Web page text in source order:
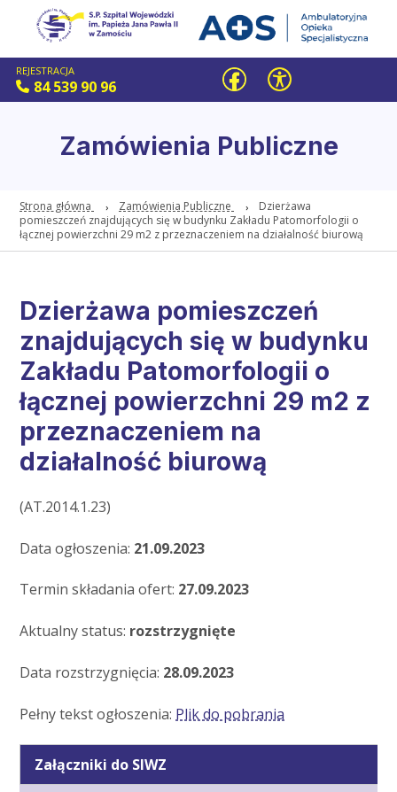
REJESTRACJA
84 539 90 96
Zamówienia Publiczne
Strona główna Zamówienia Publiczne
Dzierżawa
pomieszczeń znajdujących się w budynku Zakładu Patomorfologii o
łącznej powierzchni 29 m2 z przeznaczeniem na działalność biurową
Dzierżawa pomieszczeń
znajdujących się w budynku
Zakładu Patomorfologii o
łącznej powierzchni 29 m2 z
przeznaczeniem na
działalność biurową
(AT.2014.1.23)
Data ogłoszenia: 21.09.2023
Termin składania ofert: 27.09.2023
Aktualny status: rozstrzygnięte
Data rozstrzygnięcia: 28.09.2023
Pełny tekst ogłoszenia: Plik do pobrania
Załączniki do SIWZ